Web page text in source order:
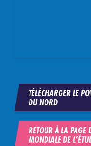
TÉLÉCHARGER LE
DU NORD
RETOUR À LA PAGE
MONDIALE DE